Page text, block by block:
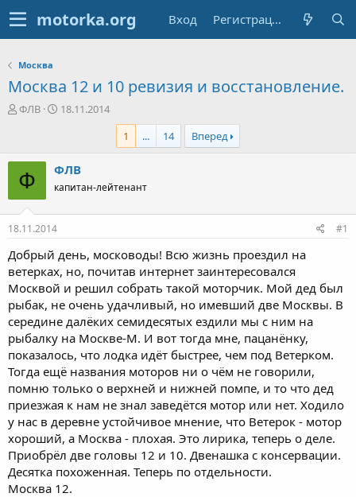
Вход Регистрация
Москва
Москва 12 и 10 ревизия и восстановление.
А
р
т
ы
ФЛВ
Д
н
ч
18.11.2014
1
... 14 Вперед
Ф ФЛВ
капитан-лейтенант
18.11.2014 #1
Добрый день, московоды! Всю жизнь проездил на
ветерках, но, почитав интернет заинтересовался
Москвой и решил собрать такой моторчик. Мой дед был
рыбак, не очень удачливый, но имевший две Москвы. В
середине далёких семидесятых ездили мы с ним на
рыбалку на Москве-М. И вот тогда мне, пацанёнку,
показалось, что лодка идёт быстрее, чем под Ветерком.
Тогда ещё названия моторов ни о чём не говорили,
помню только о верхней и нижней помпе, и то что дед
приезжая к нам не знал заведётся мотор или нет. Ходило
у нас в деревне устойчивое мнение, что Ветерок - мотор
хороший, а Москва - плохая. Это лирика, теперь о деле.
Приобрёл две головы 12 и 10. Двенашка с консервации.
Десятка похоженная. Теперь по отдельности.
Москва 12.